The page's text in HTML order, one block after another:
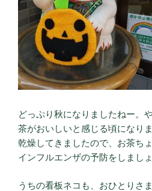
どっぷり秋になりましたねー。
茶がおいしいと感じる頃になり
乾燥してきましたので、お茶ち
インフルエンザの予防をしましょ
うちの看板ネコも、おひとりさ